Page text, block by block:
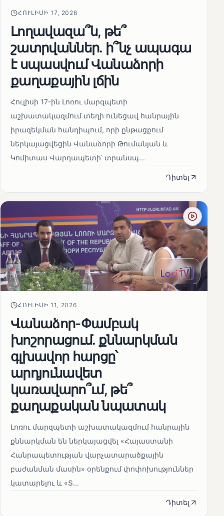
ՀՈՒԼԻՍԻ 17, 2026
Լողավազա՞ն, թե՞
շատրվաններ. ի՞նչ ապագա
է սպասվում Վանաձորի
քաղաքային լճին
Հուլիսի 17-ին Լոռու մարզպետի
աշխատակազմում տեղի ունեցավ հանրային
իրազեկման հանդիպում, որի ընթացքում
ներկայացվեցին Վանաձորի Թումանյան և
Կոմիտաս Վարդապետի՝ տրանսպ...
Դիտել
ՀՈՒԼԻՍԻ 11, 2026
Վանաձոր-Փամբակ
խոշորացում. քննարկման
գլխավոր հարցը՝
արդյունավետ
կառավարո՞ւմ, թե՞
քաղաքական նպատակ
Լոռու մարզպետի աշխատակազմում հանրային
քննարկման են ներկայացվել «Հայաստանի
Հանրապետության վարչատարածքային
բաժանման մասին» օրենքում փոփոխություններ
կատարելու և «Տ...
Դիտել